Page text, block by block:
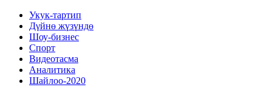
Укук-тартип
Дγйнө жүзүндө
Шоу-бизнес
Спорт
Видеотасма
Аналитика
Шайлоо-2020